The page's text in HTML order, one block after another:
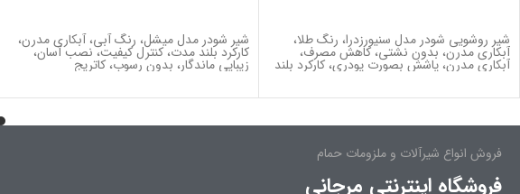
شیر روشویی شودر مدل سنیورزدرا، رنگ طلا،
آبکاری مدرن، بدون نشتي، کاهش مصرف،
آبکاری مدرن، پاشش بصورت پودری، کارکرد بلند
شیر شودر مدل میشل، رنگ آبی، آبکاری مدرن،
کارکرد بلند مدت، كنترل كيفيت، نصب آسان،
زیبایی ماندگار، بدون رسوب، کاتریج
فروش انواع شیرآلات و ملزومات حمام
فروشگاه اینترنتی مرجانی